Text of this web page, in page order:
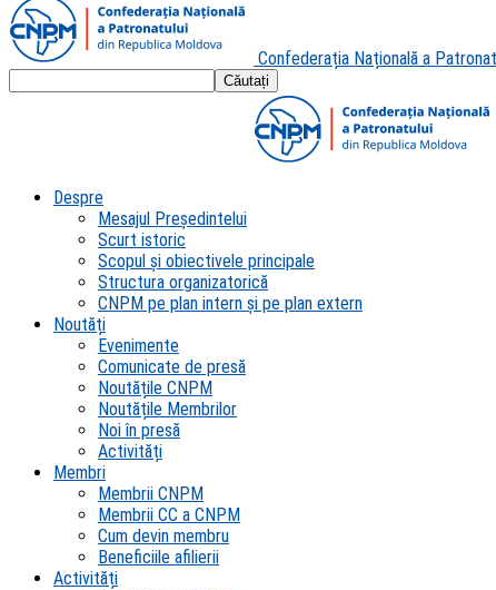
Confederația Națională a
Despre
Mesajul Președintelui
Scurt istoric
Scopul şi obiectivele principale
Structura organizatorică
CNPM pe plan intern şi pe plan extern
Noutăți
Evenimente
Comunicate de presă
Noutățile CNPM
Noutățile Membrilor
Noi în presă
Activități
Membri
Membrii CNPM
Membrii CC a CNPM
Cum devin membru
Beneficiile afilierii
Activități